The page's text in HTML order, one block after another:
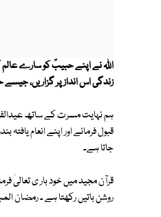
اﷲ نے اپنے حبیبؐ کو سارے عالم
زندگی اس انداز پر گزاریں،
ہم نہایت مسرت کے ساتھ
قبول فرمائے اور اپنے انعام
جاتا ہے۔
قرآن مجید میں خود بار ی تعالیٰ
روشن باتیں رکھتا ہے ۔ رمضان